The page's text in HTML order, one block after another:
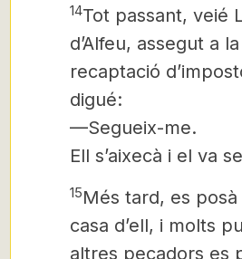
14Tot passant, veié
d’Alfeu, assegut a
recaptació
digué:
—Segueix-me.
Ell s’aixecà i el va
15Més tard, es posà
casa d’ell, i molts
altres pecadors es